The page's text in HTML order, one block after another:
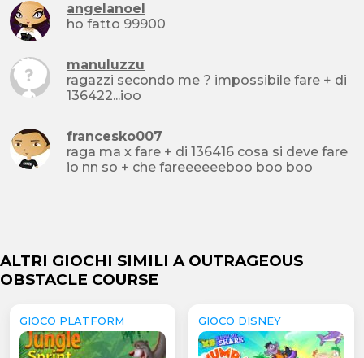
angelanoel
ho fatto 99900
manuluzzu
ragazzi secondo me ? impossibile fare + di
136422...ioo
francesko007
raga ma x fare + di 136416 cosa si deve fare
io nn so + che fareeeeeeboo boo boo
ALTRI GIOCHI SIMILI A OUTRAGEOUS
OBSTACLE COURSE
GIOCO PLATFORM GIOCO DISNEY